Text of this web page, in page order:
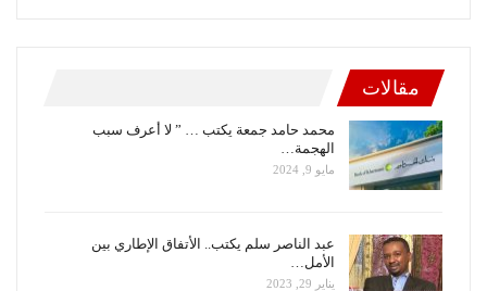
مقالات
محمد حامد جمعة يكتب … ” لا أعرف سبب
الهجمة…
مايو 9, 2024
عبد الناصر سلم يكتب.. الأتفاق الإطاري بين
الأمل…
يناير 29, 2023